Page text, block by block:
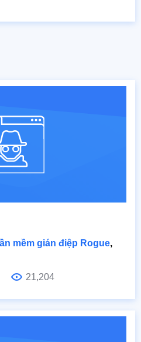
mềm gián điệp Rogue,
21,204